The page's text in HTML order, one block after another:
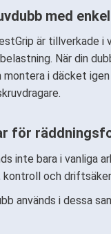
med
är tillverkade
När din
i däcket
för
inte bara i vanliga
kontroll och
används i dessa